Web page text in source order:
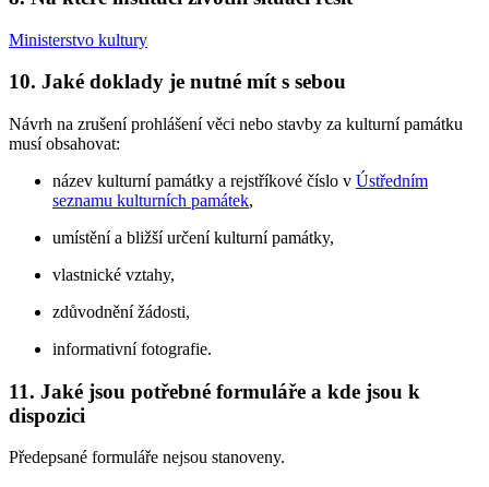
Ministerstvo kultury
10. Jaké doklady je nutné mít s sebou
Návrh na zrušení prohlášení věci nebo stavby za kulturní památku
musí obsahovat:
název kulturní památky a rejstříkové číslo v Ústředním
seznamu kulturních památek,
umístění a bližší určení kulturní památky,
vlastnické vztahy,
zdůvodnění žádosti,
informativní fotografie.
11. Jaké jsou potřebné formuláře a kde jsou k
dispozici
Předepsané formuláře nejsou stanoveny.